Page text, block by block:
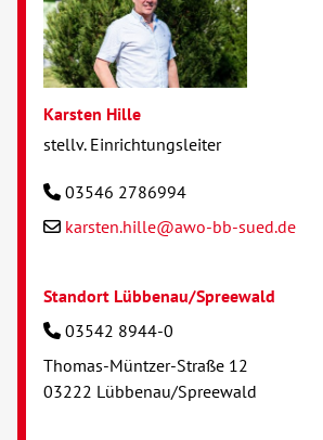
Karsten Hille
stellv. Einrichtungsleiter
03546 2786994
karsten.hille@awo-bb-sued.de
Standort Lübbenau/Spreewald
03542 8944-0
Thomas-Müntzer-Straße 12
03222 Lübbenau/Spreewald